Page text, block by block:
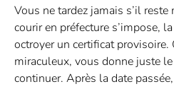
Vous ne tardez jamais s’il reste
courir en préfecture s’impose,
octroyer un certificat provisoire.
miraculeux, vous donne juste
continuer. Après la date